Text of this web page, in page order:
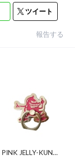
ツイート
報告する
PINK JELLY-KUN